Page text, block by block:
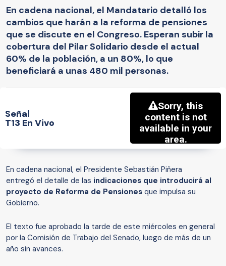
En cadena nacional, el Mandatario detalló los
cambios que harán a la reforma de pensiones
que se discute en el Congreso. Esperan subir la
cobertura del Pilar Solidario desde el actual
60% de la población, a un 80%, lo que
beneficiará a unas 480 mil personas.
Señal
T13 En Vivo
En cadena nacional, el Presidente Sebastián Piñera
entregó el detalle de las indicaciones que introducirá al
proyecto de Reforma de Pensiones que impulsa su
Gobierno.
El texto fue aprobado la tarde de este miércoles en general
por la Comisión de Trabajo del Senado, luego de más de un
año sin avances.